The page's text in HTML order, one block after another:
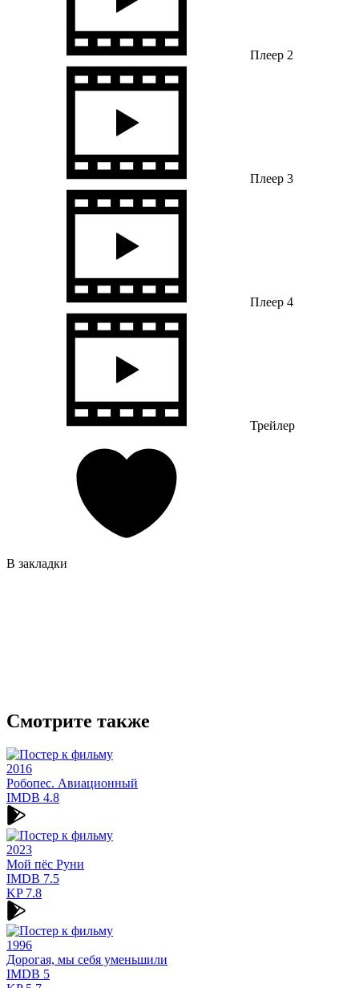
Плеер 2
Плеер 3
Плеер 4
Трейлер
В закладки
Смотрите также
2016
Робопес. Авиационный
IMDB 4.8
2023
Мой пёс Руни
IMDB 7.5
KP7.8
1996
Дорогая, мы себя уменьшили
IMDB 5